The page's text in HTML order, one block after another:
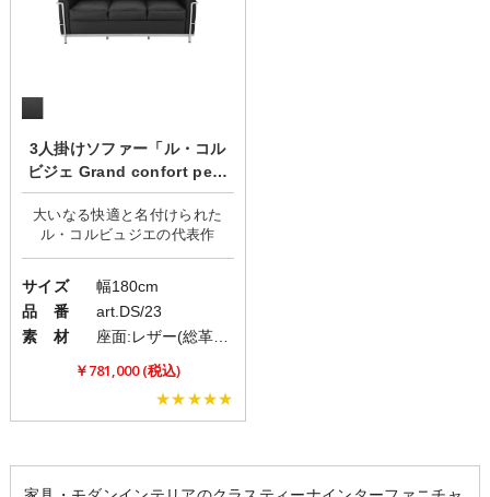
3人掛けソファー「ル・コル
ビジェ Grand confort petit
model」/デザイナーズ家具
大いなる快適と名付けられた
サイズ
幅180cm
品 番
art.DS/23
素 材
座面:レザー(総革張)/脚:スチール
￥781,000 (税込)
★★★★★